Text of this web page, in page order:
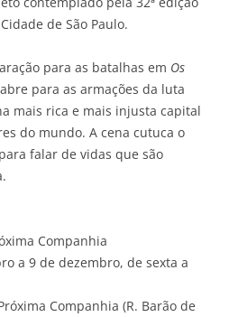
de São Paulo.
para as batalhas em Os
abre para as armações da luta
mais rica e mais injusta capital
do mundo. A cena cutuca o
falar de vidas que são
Companhia
a 9 de dezembro, de sexta a
Companhia (R. Barão de